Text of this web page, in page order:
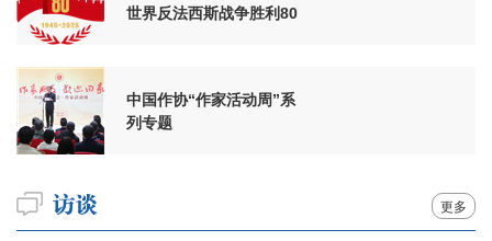
世界反法西斯战争胜利80
中国作协“作家活动周”系
列专题
更多